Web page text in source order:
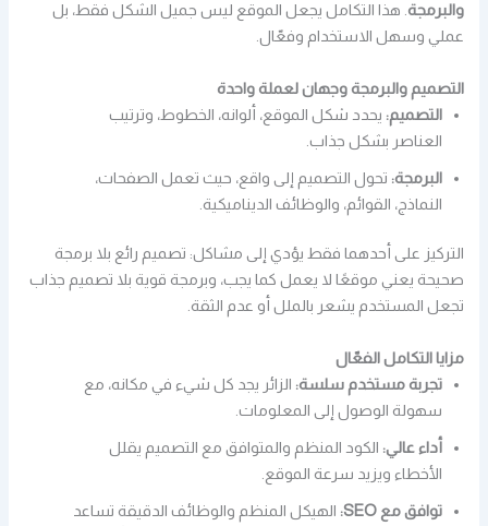
والبرمجة . هذا التكامل يجعل الموقع ليس جميل الشكل فقط، بل
عملي وسهل الاستخدام وفعّال.
التصميم والبرمجة وجهان لعملة واحدة
التصميم: يحدد شكل الموقع، ألوانه، الخطوط، وترتيب
العناصر بشكل جذاب.
البرمجة: تحول التصميم إلى واقع، حيث تعمل الصفحات،
النماذج، القوائم، والوظائف الديناميكية.
التركيز على أحدهما فقط يؤدي إلى مشاكل: تصميم رائع بلا برمجة
صحيحة يعني موقعًا لا يعمل كما يجب، وبرمجة قوية بلا تصميم جذاب
تجعل المستخدم يشعر بالملل أو عدم الثقة.
مزايا التكامل الفعّال
تجربة مستخدم سلسة: الزائر يجد كل شيء في مكانه، مع
سهولة الوصول إلى المعلومات.
أداء عالي: الكود المنظم والمتوافق مع التصميم يقلل
الأخطاء ويزيد سرعة الموقع.
توافق مع SEO:
الهيكل المنظم والوظائف الدقيقة تساعد